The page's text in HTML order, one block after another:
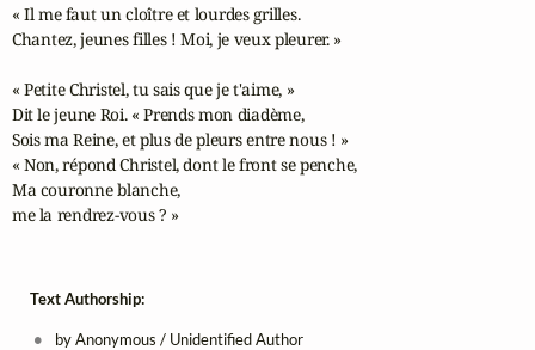
« Il me faut un cloître et lourdes grilles.
Chantez, jeunes filles ! Moi, je veux pleurer. »
« Petite Christel, tu sais que je t'aime, »
Dit le jeune Roi. « Prends mon diadème,
Sois ma Reine, et plus de pleurs entre nous ! »
« Non, répond Christel, dont le front se penche,
Ma couronne blanche,
me la rendrez-vous ? »
Text Authorship:
by Anonymous / Unidentified Author